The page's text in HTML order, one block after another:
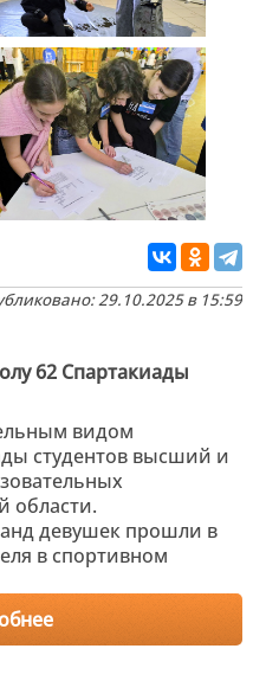
29.10.2025 в 15:59
62 Спартакиады
видом
студентов высший и
области.
девушек прошли в
в спортивном